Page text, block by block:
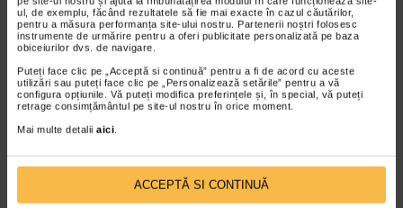
ul, de exemplu, făcând rezultatele să fie mai exacte în cazul căutărilor,
pentru a măsura performanța site-ului nostru. Partenerii noștri folosesc
instrumente de urmărire pentru a oferi publicitate personalizată pe baza
obiceiurilor dvs. de navigare.
Puteți face clic pe „Acceptă si continuă” pentru a fi de acord cu aceste
utilizări sau puteți face clic pe „Personalizează setările” pentru a vă
configura opțiunile. Vă puteți modifica preferințele și, în special, vă puteți
retrage consimțământul pe site-ul nostru în orice moment.
Mai multe detalii aici.
ACCEPTĂ SI CONTINUĂ
Stetoscop tip sprague-
Acest dispozitiv medical de
diagnosticare este potrivit pentru
Naturalis Vita-Stelute jeleuri este
un supliment alimentar vegan, sub